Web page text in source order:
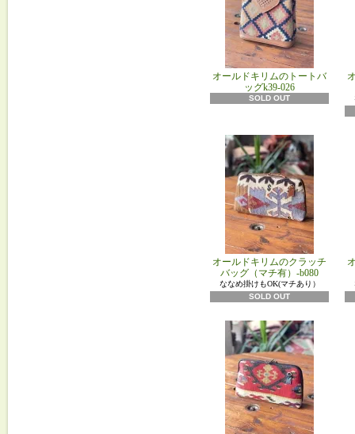
オールドキリムのトートバ
ッグk39-026
SOLD OUT
オールドキリムのクラッチ
バッグ（マチ有）-b080
ななめ掛けもOK(マチあり）
SOLD OUT